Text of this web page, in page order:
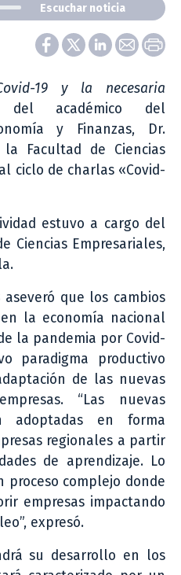
Escuchar noticia
19 y la necesaria
académico del
y Finanzas, Dr.
la Facultad de Ciencias
ciclo de charlas «Covid-
estuvo a cargo del
Ciencias Empresariales,
que los cambios
la economía nacional
la pandemia por Covid-
paradigma productivo
de las nuevas
“Las nuevas
adoptadas en forma
regionales a partir
de aprendizaje. Lo
complejo donde
empresas impactando
expresó.
su desarrollo en los